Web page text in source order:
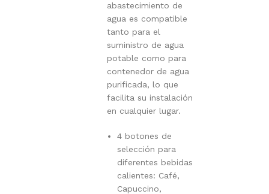
abastecimiento de
agua es compatible
tanto para el
suministro de agua
potable como para
contenedor de agua
purificada, lo que
facilita su instalación
en cualquier lugar.
4 botones de
selección para
diferentes bebidas
calientes: Café,
Capuccino,